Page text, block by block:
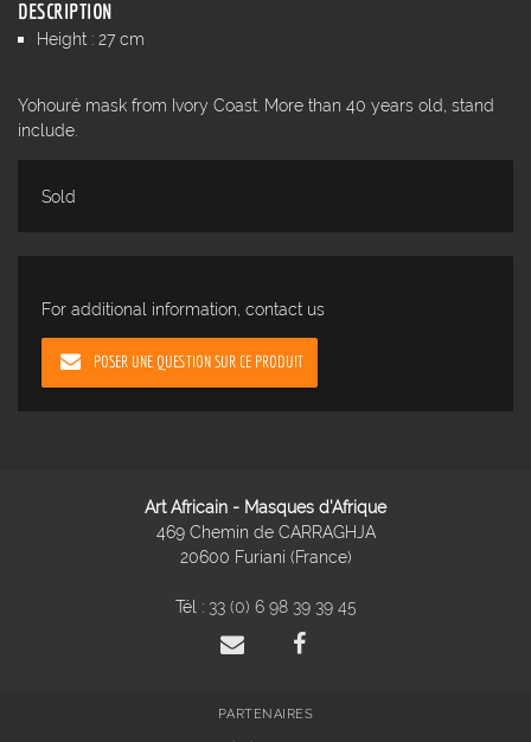
DESCRIPTION
Height : 27 cm
Yohouré mask from Ivory Coast. More than 40 years old, stand
include.
Sold
For additional information, contact us
POSER UNE QUESTION SUR CE PRODUIT
Art Africain - Masques d'Afrique
469 Chemin de CARRAGHJA
20600 Furiani (France)
Tél : 33 (0) 6 98 39 39 45
PARTENAIRES